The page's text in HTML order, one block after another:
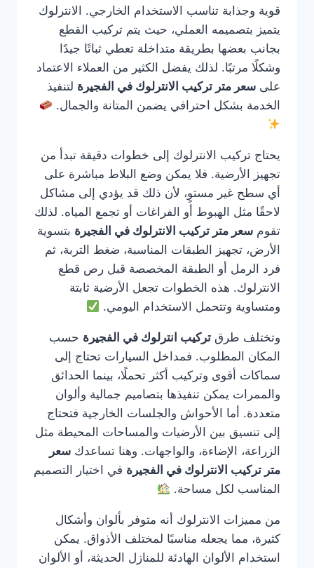
قوية وجذابة تناسب الاستخدام الخارجي. الانترلوك
يتميز بتصميمه العملي، حيث يتم تركيب القطع
بجانب بعضها بطريقة متداخلة تعطي ثباتًا جيدًا
وشكلًا مرتبًا. لذلك يفضل الكثير من العملاء الاعتماد
على سعر متر تركيب الانترلوك في الفجيرة لتنفيذ
الخدمة بشكل احترافي يضمن المتانة والجمال.
يحتاج تركيب الانترلوك إلى خطوات دقيقة تبدأ من
تجهيز الأرضية. فلا يمكن وضع البلاط مباشرة على
أي سطح غير مستوٍ، لأن ذلك قد يؤدي إلى مشاكل
لاحقًا مثل الهبوط أو الفراغات أو تجمع المياه. لذلك
تقوم سعر متر تركيب الانترلوك في الفجيرة بتسوية
الأرض، تجهيز الطبقات المناسبة، ضغط التربة، ثم
فرد الرمل أو الطبقة المخصصة قبل رص قطع
الانترلوك. هذه الخطوات تجعل الأرضية ثابتة
ومتساوية وتتحمل الاستخدام اليومي.
وتختلف طرق تركيب انترلوك في الفجيرة حسب
المكان المطلوب. فمداخل السيارات تحتاج إلى
سماكات أقوى وتركيب أكثر تحملًا، بينما الحدائق
والممرات يمكن تنفيذها بتصاميم جمالية وألوان
متعددة. أما الأحواش والجلسات الخارجية فتحتاج
إلى تنسيق بين الأرضيات والمساحات المحيطة مثل
الزراعة، الإضاءة، والواجهات. وهنا تساعدك سعر
متر تركيب الانترلوك في الفجيرة في اختيار التصميم
المناسب لكل مساحة.
من مميزات الانترلوك أنه متوفر بألوان وأشكال
كثيرة، مما يجعله مناسبًا لمختلف الأذواق. يمكن
استخدام الألوان الهادئة للمنازل الحديثة، أو الألوان